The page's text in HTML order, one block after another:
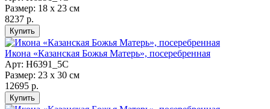
Размер: 18 х 23 см
8237 р.
Икона «Казанская Божья Матерь», посеребренная
Арт: H6391_5C
Размер: 23 х 30 см
12695 р.